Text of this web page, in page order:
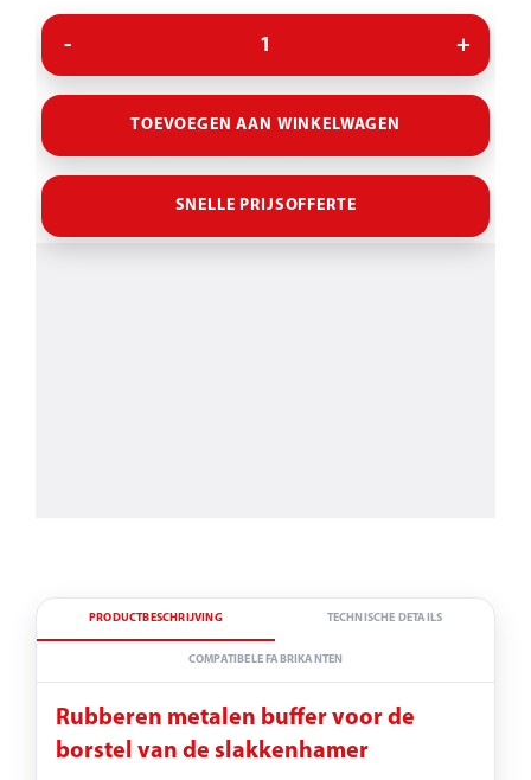
TOEVOEGEN AAN WINKELWAGEN
SNELLE PRIJSOFFERTE
PRODUCTBESCHRIJVING TECHNISCHE DETAILS
COMPATIBELE FABRIKANTEN
Rubberen metalen buffer voor de
borstel van de slakkenhamer